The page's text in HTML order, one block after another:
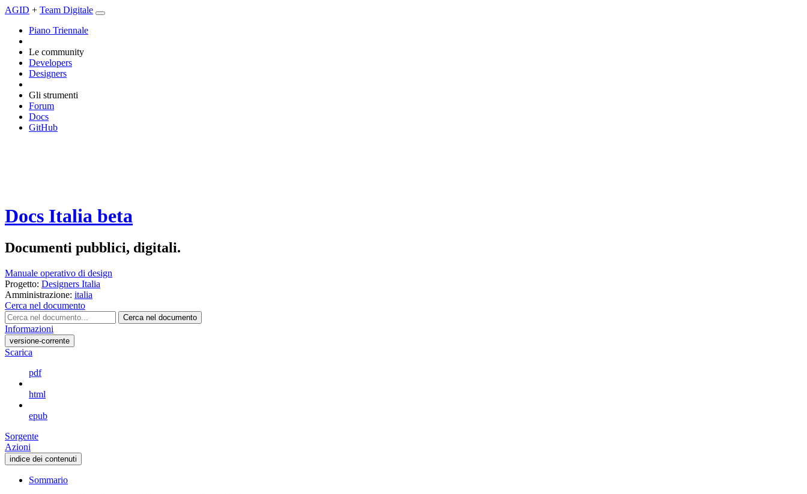
AGID + Team Digitale
Piano Triennale
Le community
Developers
Designers
Gli strumenti
Forum
Docs
GitHub
Docs Italia beta
Documenti pubblici, digitali.
Manuale operativo di design
Progetto: Designers Italia
Amministrazione: italia
Cerca nel documento
Cerca nel documento
Informazioni
versione-corrente
Scarica
pdf
html
epub
Sorgente
Azioni
indice dei contenuti
Sommario